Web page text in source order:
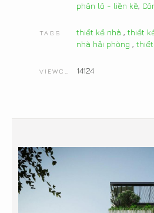
phân lô - liền kề,
TAGS thiết kế nhà , thiết
nhà hải phòng ,
14124